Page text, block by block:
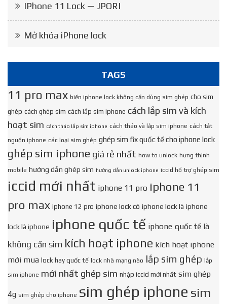
IPhone 11 Lock — JPORI
Mở khóa iPhone lock
TAGS
11 pro max biến iphone lock không cần dùng sim ghép cho sim
ghép cách ghép sim cách lắp sim iphone cách lắp sim và kích
hoạt sim cách tháo lắp sim iphone cách tháo và lắp sim iphone cách tắt
nguồn iphone các loại sim ghép ghép sim fix quốc tế cho iphone lock
ghép sim iphone giá rẻ nhất how to unlock hưng thịnh
mobile hướng dẫn ghép sim hướng dẫn unlock iphone iccid hổ trợ ghép sim
iccid mới nhất iphone 11 pro iphone 11
pro max iphone 12 pro iphone lock có iphone lock là iphone
lock là iphone iphone quốc tế iphone quốc tế là
không cần sim kích hoạt iphone kích hoạt iphone
mới mua lock hay quốc tế lock nhà mạng nào lắp sim ghép lắp
sim iphone mới nhất ghép sim nhập iccid mới nhất sim ghép
4g sim ghép cho iphone sim ghép iphone sim